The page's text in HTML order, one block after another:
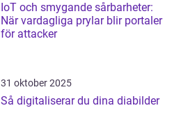
IoT och smygande sårbarheter:
När vardagliga prylar blir portaler
för attacker
31 oktober 2025
Så digitaliserar du dina diabilder